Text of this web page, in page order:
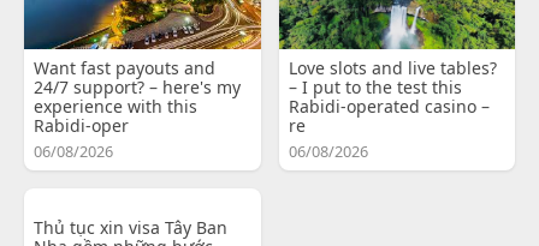
Want fast payouts and
24/7 support? – here's my
experience with this
Rabidi-oper
06/08/2026
Love slots and live tables?
– I put to the test this
Rabidi-operated casino –
re
06/08/2026
Thủ tục xin visa Tây Ban